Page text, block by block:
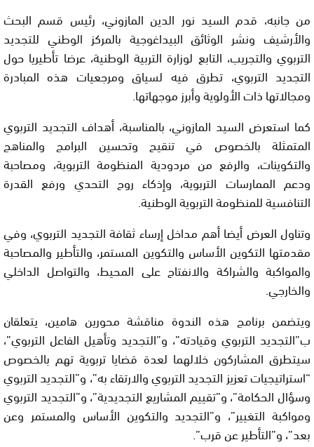
من جانبه، قدم السيد نور الدين المازوني، رئيس قسم البحث
والأرشيف ونشر الوثائق البيداغوجية بالمركز الوطني للتجديد
التربوي والتجريب، التابع لوزارة التربية الوطنية، عرضا تأطيريا حول
التجديد التربوي، تطرق فيه لسياق ومرجعيات هذه المبادرة
ومجالاتها ذات الأولوية وأبرز موجهاتها.
كما استعرض السيد المازوني، بالمناسبة، أهداف التجديد التربوي
المتمثلة بالخصوص في تنقيح وتحسين البرامج والمناهج
والتكوينات، والرفع من مردودية المنظومة التربوية، ومصاحبة
ودعم الممارسات التربوية، وإذكاء روح التحدي ورفع القدرة
التنافسية للمنظومة التربوية الوطنية.
وتناول العرض أيضا أهم مداخل إرساء ثقافة التجديد التربوي، وفي
مقدمتها التكوين الأساس والتكوين المستمر، والتأطير والمصاحبة
والمواكبة والشراكة والانفتاح على المحيط، والتواصل الداخلي
والخارجي.
ويتضمن برنامج هذه الندوة مناقشة محورين هامين، يتعلقان
ب”التجديد التربوي وقيادته”، و”التجديد وتأهيل الفاعل التربوي”،
سيتطرق المشاركون خلالهما لعدة قضايا تربوية تهم بالخصوص
“استراتيجيات تعزيز التجديد التربوي والارتقاء به”، و”التجديد التربوي
وسؤال الحكامة”، و”تقييم المشاريع التجديدية”، و”التجديد التربوي
ومواكبة التغيير”، و”التجديد والتكوين الأساس والمستمر وعن
بعد”، و”التأطير عن قرب”.